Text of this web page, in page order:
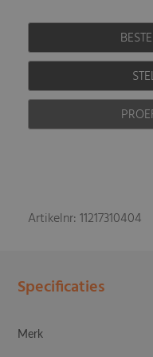
Artikelnr: 11217310404
Specificaties
Merk